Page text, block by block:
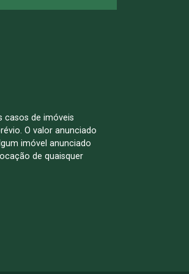
casos de imóveis
O valor anunciado
imóvel anunciado
de quaisquer